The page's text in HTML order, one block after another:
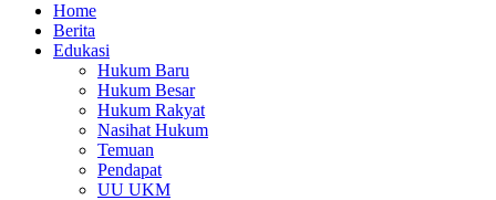
Home
Berita
Edukasi
Hukum Baru
Hukum Besar
Hukum Rakyat
Nasihat Hukum
Temuan
Pendapat
UU UKM